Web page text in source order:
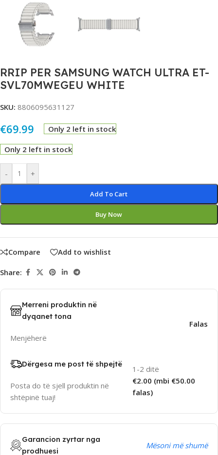
RRIP PER SAMSUNG WATCH ULTRA ET-
SVL70MWEGEU WHITE
SKU: 8806095631127
€69.99 Only 2 left in stock
Only 2 left in stock
- +
Add To Cart
Buy Now
Alternative:
Compare Add to wishlist
Share:
Merreni produktin në
dyqanet tona
Menjëherë
Falas
Dërgesa me post të shpejtë
Posta do të sjell produktin në
shtëpinë tuaj!
1-2 ditë
€2.00 (mbi €50.00
falas)
Garancion zyrtar nga
prodhuesi
Mësoni më shumë